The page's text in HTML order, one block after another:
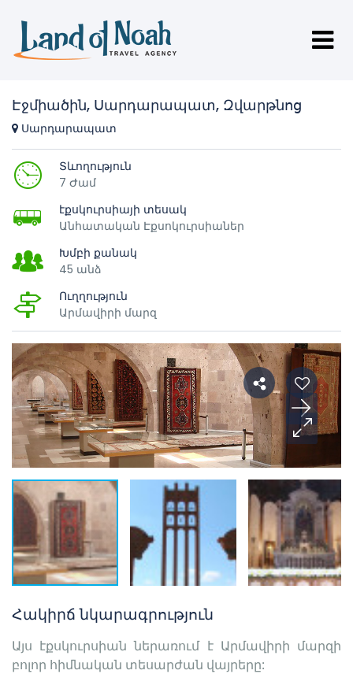
Էջմիածին, Սարդարապատ, Զվարթնոց
Սարդարապատ
Տևողություն
7 Ժամ
էքսկուրսիայի տեսակ
Անհատական Էքսոկուրսիաներ
Խմբի քանակ
45 անձ
Ուղղություն
Արմավիրի մարզ
Հակիրճ նկարագրություն
Այս էքսկուրսիան ներառում է Արմավիրի մարզի
բոլոր հիմնական տեսարժան վայրերը: